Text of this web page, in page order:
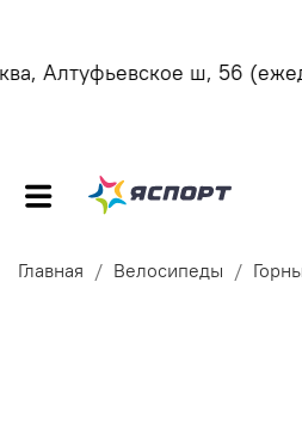
Алтуфьевское ш, 56
Главная Велосипеды